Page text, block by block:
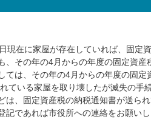
現在に家屋が存在していれば、固定
、その年の4月からの年度の固定資
ては、その年の4月からの年度の固定
ている家屋を取り壊したが滅失の手
は、固定資産税の納税通知書が送ら
記であれば市役所への連絡をお願いし